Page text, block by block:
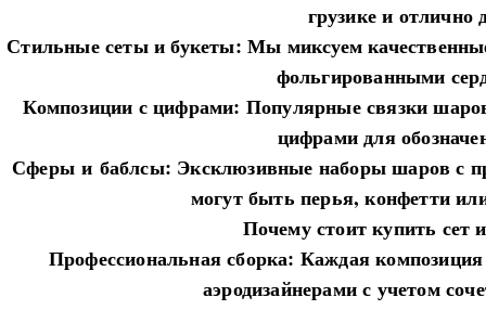
грузике и отлично
​Стильные сеты и букеты: Мы миксуем
фольгированными
​Композиции с цифрами: Популярные связки
цифрами для
​Сферы и баблсы: Эксклюзивные наборы шаров с
могут быть перья, конфетти
​Почему стоит купить сет
​Профессиональная сборка: Каждая
аэродизайнерами с учетом